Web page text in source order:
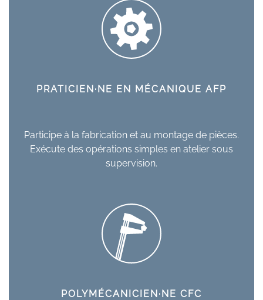
PRATICIEN·NE EN MÉCANIQUE AFP
Participe à la fabrication et au montage de pièces.
Exécute des opérations simples en atelier sous
supervision.
POLYMÉCANICIEN·NE CFC